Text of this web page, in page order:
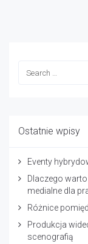
Ostatnie wpisy
Eventy
Dlaczego
medialne dla
Różnice
Produkcja
scenografią